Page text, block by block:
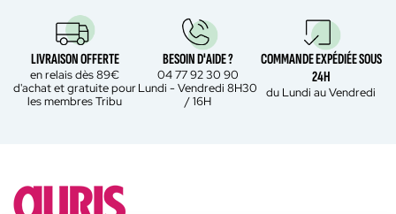
LIVRAISON OFFERTE
en relais dès 89€
d'achat et gratuite pour
les membres Tribu
BESOIN D'AIDE ?
04 77 92 30 90
Lundi - Vendredi 8H30
/ 16H
COMMANDE EXPÉDIÉE SOUS
24H
du Lundi au Vendredi